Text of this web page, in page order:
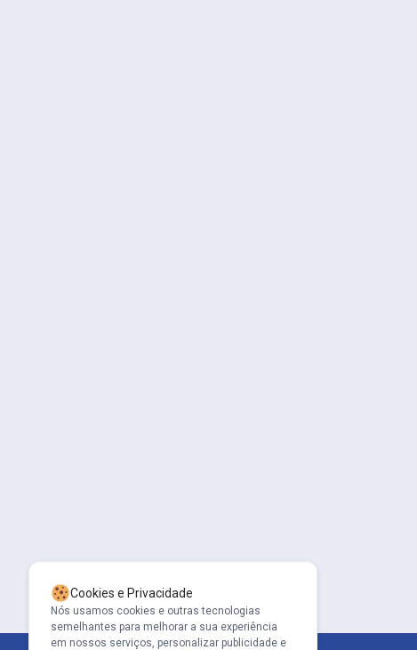
Cookies e Privacidade
Nós usamos cookies e outras tecnologias
semelhantes para melhorar a sua experiência
em nossos serviços, personalizar publicidade e